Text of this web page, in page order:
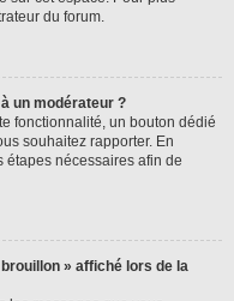
du forum.
un modérateur ?
fonctionnalité, un bouton dédié
souhaitez rapporter. En
étapes nécessaires afin de
» affiché lors de la